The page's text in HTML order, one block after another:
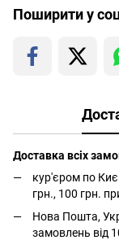
Поширити у
Доставка всіх
кур'єром по
грн., 100 грн.
Нова Пошта,
замовлень від